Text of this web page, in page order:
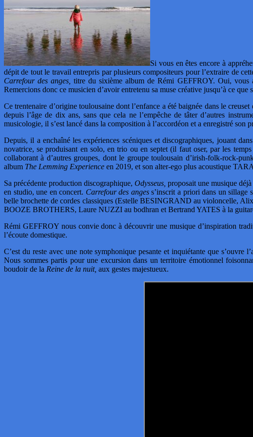
Si vous en êtes encore à
dépit de tout le travail entrepris par plusieurs compositeurs pour l’extraire de
Carrefour des anges, titre du sixième album de Rémi GEFFROY. Oui, vous
Remercions donc ce musicien d’avoir entretenu sa muse créative jusqu’à ce
Ce trentenaire d’origine toulousaine dont l’enfance a été baignée dans le
depuis l’âge de dix ans, sans que cela ne l’empêche de tâter d’autres
musicologie, il s’est lancé dans la composition à l’accordéon et a enregistré son
Depuis, il a enchaîné les expériences scéniques et discographiques, jouant
novatrice, se produisant en solo, en trio ou en septet (il faut oser, par les
collaborant à d’autres groupes, dont le groupe toulousain d’irish-folk-
album The Lemming Experience en 2019, et son alter-ego plus acoustique
Sa précédente production discographique,Odysseus, proposait une musique
en studio, une en concert. Carrefour des angess’inscrit a priori dans un sillage
belle brochette de cordes classiques (Estelle BESINGRAND au violoncelle,
BOOZE BROTHERS, Laure NUZZI au bodhran et Bertrand YATES à la
Rémi GEFFROY nous convie donc à découvrir une musique d’inspiration
l’écoute domestique.
C’est du reste avec une note symphonique pesante et inquiétante que s’ouvre
Nous sommes partis pour une excursion dans un territoire émotionnel
boudoir de la Reine de la nuit, aux gestes majestueux.